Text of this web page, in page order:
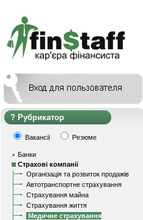
Рубрикатор
Вакансії Резюме
Банки
Страхові компанії
Організація та розвиток продажів
Автотранспортне страхування
Страхування майна
Страхування життя
Медичне страхування